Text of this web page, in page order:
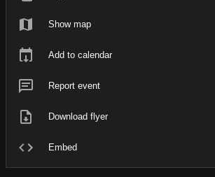
Show map
Add to calendar
Report event
Download flyer
Embed